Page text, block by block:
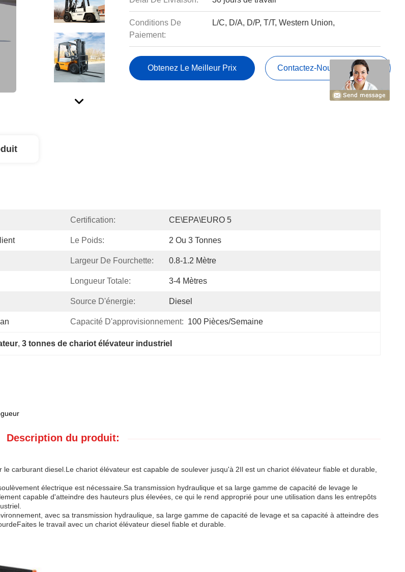
Conditions De
Paiement:
L/C, D/A, D/P, T/T, Western Union,
Obtenez Le Meilleur Prix Contactez-Nous Maintenant
Certification: CE\EPA\EURO 5
Le Poids: 2 Ou 3 Tonnes
Largeur De Fourchette: 0.8-1.2 Mètre
Longueur Totale: 3-4 Mètres
Source D'énergie: Diesel
Capacité D'approvisionnement: 100 Pièces/semaine
, 3 tonnes de chariot élévateur industriel
Description du produit:
carburant diesel.Le chariot élévateur est capable de soulever jusqu'à 2Il est un chariot élévateur fiable et durable,
électrique est nécessaire.Sa transmission hydraulique et sa large gamme de capacité de levage le
capable d'atteindre des hauteurs plus élevées, ce qui le rend approprié pour une utilisation dans les entrepôts
avec sa transmission hydraulique, sa large gamme de capacité de levage et sa capacité à atteindre des
le travail avec un chariot élévateur diesel fiable et durable.